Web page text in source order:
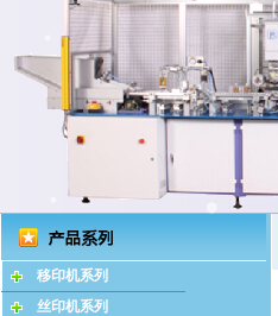
移印机系列
丝印机系列